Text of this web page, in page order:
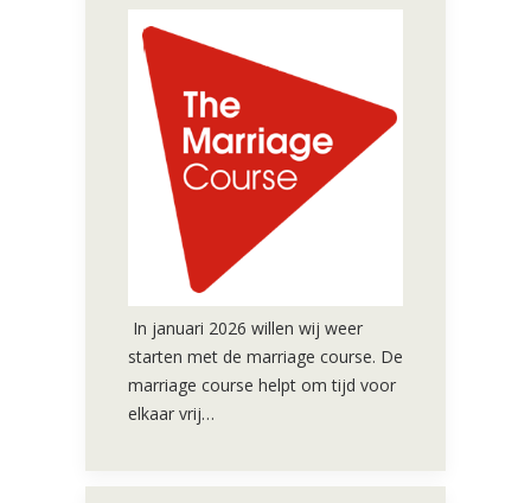
In januari 2026 willen wij weer
starten met de marriage course. De
marriage course helpt om tijd voor
elkaar vrij…